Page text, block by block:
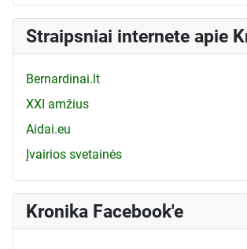
Straipsniai internete apie
Bernardinai.lt
XXI amžius
Aidai.eu
Įvairios svetainės
Kronika Facebook'e